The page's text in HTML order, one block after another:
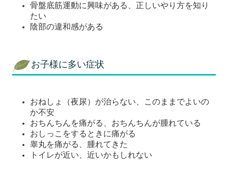
骨盤底筋運動に興味がある、正しいやり方を知り
たい
陰部の違和感がある
お子様に多い症状
おねしょ（夜尿）が治らない、このままでよいの
か不安
おちんちんを痛がる、おちんちんが腫れている
おしっこをするときに痛がる
睾丸を痛がる、腫れてきた
トイレが近い、近いかもしれない